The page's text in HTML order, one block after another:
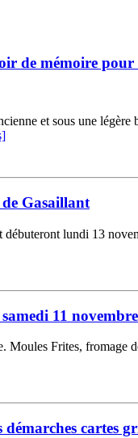
de mémoire
et sous une
Gasaillant
débuteront lundi 13
11
Moules Frites, fromage
cartes